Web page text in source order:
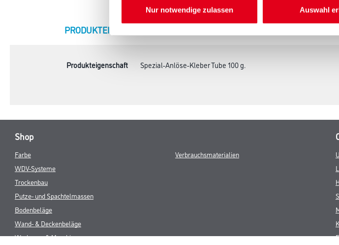
Nur notwendige zulassen Auswahl
CURRENT
PRODUKTEIGENSCHAFTEN
Produkteigenschaft Spezial-Anlöse-Kleber Tube 100 g.
Shop
Farbe
WDV-Systeme
Trockenbau
Putze- und Spachtelmassen
Bodenbeläge
Wand- & Deckenbeläge
Werkzeug & Maschinen
Verbrauchsmaterialien